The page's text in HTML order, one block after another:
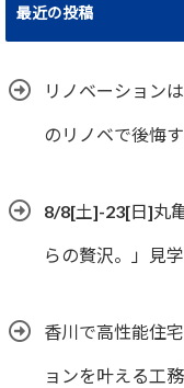
最近の投稿
リノベーション
のリノベで後悔
8/8[土]-23[日]丸
らの贅沢。」見
香川で高性能住
ョンを叶える工